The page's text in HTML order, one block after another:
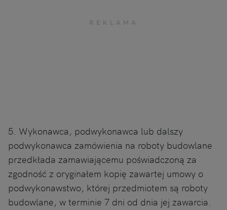
5. Wykonawca, podwykonawca lub dalszy
podwykonawca zamówienia na roboty budowlane
przedkłada zamawiającemu poświadczoną za
zgodność z oryginałem kopię zawartej umowy o
podwykonawstwo, której przedmiotem są roboty
budowlane, w terminie 7 dni od dnia jej zawarcia.